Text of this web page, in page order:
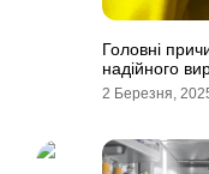
Головні
надійного
2 Березня,